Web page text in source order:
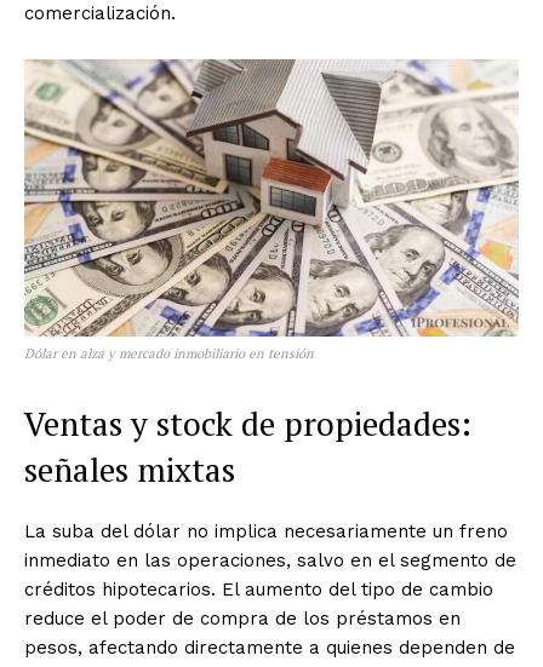
comercialización.
Dólar en alza y mercado inmobiliario en tensión
Ventas y stock de propiedades:
señales mixtas
La suba del dólar no implica necesariamente un freno
inmediato en las operaciones, salvo en el segmento de
créditos hipotecarios. El aumento del tipo de cambio
reduce el poder de compra de los préstamos en
pesos, afectando directamente a quienes dependen de